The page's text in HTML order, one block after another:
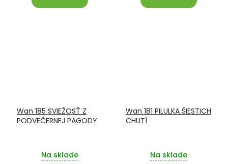
Wan 185 SVIEŽOSŤ Z
PODVEČERNEJ PAGODY
Na sklade
Wan 181 PILULKA ŠIESTICH
CHUTÍ
Na sklade